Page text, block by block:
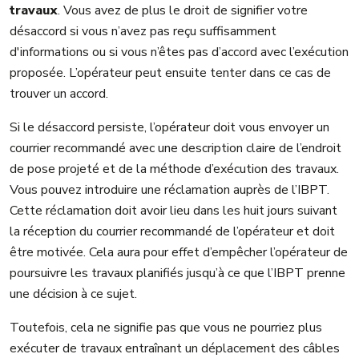
travaux. Vous avez de plus le droit de signifier votre
désaccord si vous n’avez pas reçu suffisamment
d'informations ou si vous n’êtes pas d’accord avec l’exécution
proposée. L’opérateur peut ensuite tenter dans ce cas de
trouver un accord.
Si le désaccord persiste, l’opérateur doit vous envoyer un
courrier recommandé avec une description claire de l’endroit
de pose projeté et de la méthode d’exécution des travaux.
Vous pouvez introduire une réclamation auprès de l’IBPT.
Cette réclamation doit avoir lieu dans les huit jours suivant
la réception du courrier recommandé de l’opérateur et doit
être motivée. Cela aura pour effet d’empêcher l’opérateur de
poursuivre les travaux planifiés jusqu’à ce que l’IBPT prenne
une décision à ce sujet.
Toutefois, cela ne signifie pas que vous ne pourriez plus
exécuter de travaux entraînant un déplacement des câbles